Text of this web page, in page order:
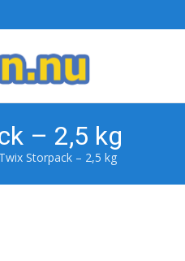
– 2,5 kg
Twix Storpack – 2,5 kg